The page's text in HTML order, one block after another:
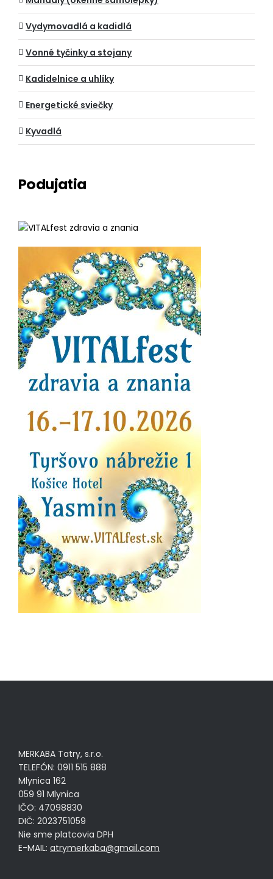
Vydymovadlá a kadidlá
Vonné tyčinky a stojany
Kadidelnice a uhlíky
Energetické sviečky
Kyvadlá
Podujatia
MERKABA Tatry, s.r.o.
TELEFÓN: 0911 515 888
Mlynica 162
059 91 Mlynica
IČO: 47098830
DIČ: 2023751059
Nie sme platcovia DPH
E-MAIL: atrymerkaba@gmail.com